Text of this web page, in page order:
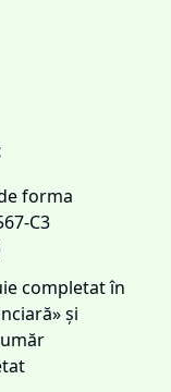
forma
C3
completat în
și